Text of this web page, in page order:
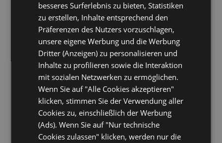
DAS SAGEN unsere Gäste
4,5“Ausgezeichnet”
Ausgezeichnet!
FRENCH
RUSSIAN
besseres Surferlebnis zu bieten, Statistiken
zu erstellen, Inhalte entsprechend den
Präferenzen des Nutzers vorzuschlagen,
unsere eigene Werbung und die Werbung
Dritter (Anzeigen) zu personalisieren und
Inhalte zu profilieren sowie die Interaktion
mit sozialen Netzwerken zu ermöglichen.
Wenn Sie auf "Alle Cookies akzeptieren"
klicken, stimmen Sie der Verwendung aller
Cookies zu, einschließlich der Werbung
(Ads). Wenn Sie auf "Nur technische
Cookies zulassen" klicken, werden nur die